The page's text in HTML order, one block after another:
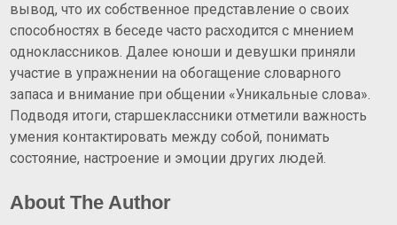
вывод, что их собственное представление о своих
способностях в беседе часто расходится с мнением
одноклассников. Далее юноши и девушки приняли
участие в упражнении на обогащение словарного
запаса и внимание при общении «Уникальные слова».
Подводя итоги, старшеклассники отметили важность
умения контактировать между собой, понимать
состояние, настроение и эмоции других людей.
About The Author